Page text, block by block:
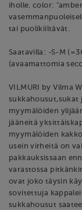
iholle. color:
tai puolikiiltävät.
Saatavilla: -S-M
(avaamattomia
VILMURI by Vilma
sukkahousut,sukat
myymälöiden
jääneitä
myymälöiden
usein virheitä on
pakkauksissaan
varastossa
ovat joko täysin
sovitettuja
sukkahousut